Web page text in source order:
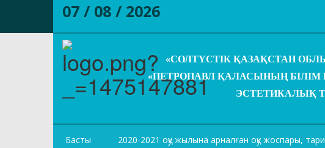
07 / 08 / 2026
«СОЛТҮСТІК ҚАЗАҚСТАН
«ПЕТРОПАВЛ ҚАЛАСЫНЫҢ БІЛІМ
ЭСТЕТИКАЛЫҚ
Басты 2020-2021 оқу жылына арналған оқу жоспары,